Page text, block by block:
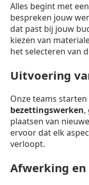
Alles begint met
bespreken jouw
dat past bij jouw
kiezen van
het selecteren van
Uitvoering
Onze teams
bezettingswerken,
plaatsen van nieuwe
ervoor dat elk
verloopt.
Afwerking